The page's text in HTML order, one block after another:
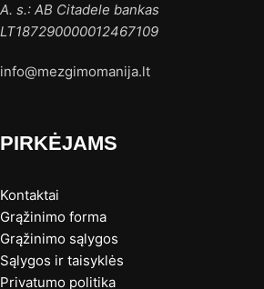
A. s.: AB Citadele bankas
LT187290000012467109
info@mezgimomanija.lt
PIRKĖJAMS
Kontaktai
Grąžinimo forma
Grąžinimo sąlygos
Sąlygos ir taisyklės
Privatumo politika